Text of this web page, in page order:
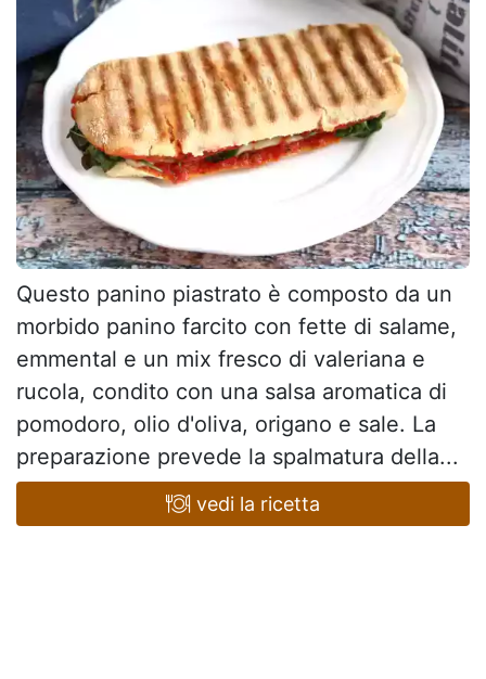
Questo panino piastrato è composto da un
morbido panino farcito con fette di salame,
emmental e un mix fresco di valeriana e
rucola, condito con una salsa aromatica di
pomodoro, olio d'oliva, origano e sale. La
preparazione prevede la spalmatura della...
vedi la ricetta